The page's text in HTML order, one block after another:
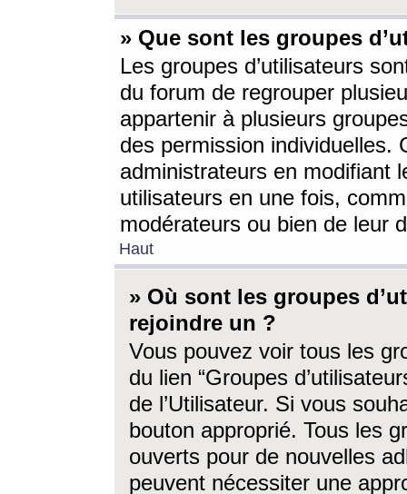
» Que sont les groupes
Les groupes d’utilisateurs
du forum de regrouper
appartenir à plusieurs
des permission individuelles.
administrateurs en modifiant
utilisateurs en une fois,
modérateurs ou bien de leur
Haut
» Où sont les groupes
rejoindre un ?
Vous pouvez voir tous les
du lien “Groupes
de l’Utilisateur. Si vous
bouton approprié. Tous les
ouverts pour de nouvelles
peuvent nécessiter une